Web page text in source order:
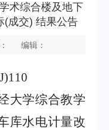
术综合楼及地下
(成交) 结果公告
编辑：
大学综合教学
库水电计量改